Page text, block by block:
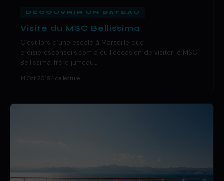
DÉCOUVRIR UN BATEAU
Visite du MSC Bellissima
C’est lors d’une escale à Marseille que
croisieresconseils.com a eu l’occasion de visiter le MSC
Bellissima, frère jumeau…
14 Oct 2019 1 de lecture